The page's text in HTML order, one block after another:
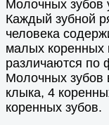
Молочных зубов
Каждый зубной
человека
малых коренных
различаются по
Молочных зубов
клыка, 4
коренных зубов.